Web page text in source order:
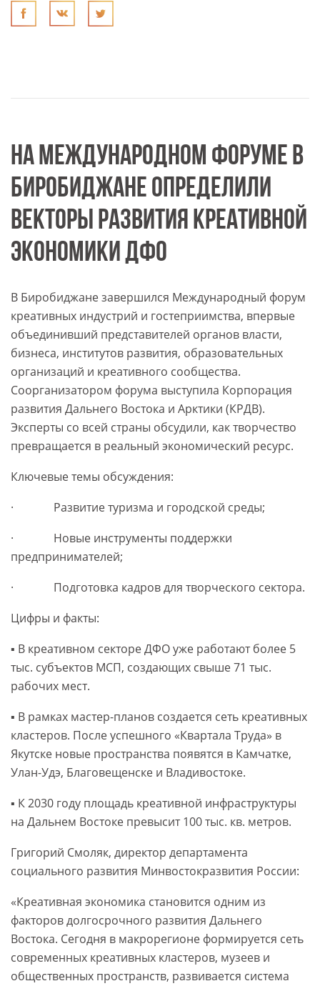
НА МЕЖДУНАРОДНОМ ФОРУМЕ В
БИРОБИДЖАНЕ ОПРЕДЕЛИЛИ
ВЕКТОРЫ РАЗВИТИЯ КРЕАТИВНОЙ
ЭКОНОМИКИ ДФО
В Биробиджане завершился Международный форум
креативных индустрий и гостеприимства, впервые
объединивший представителей органов власти,
бизнеса, институтов развития, образовательных
организаций и креативного сообщества.
Соорганизатором форума выступила Корпорация
развития Дальнего Востока и Арктики (КРДВ).
Эксперты со всей страны обсудили, как творчество
превращается в реальный экономический ресурс.
Ключевые темы обсуждения:
· Развитие туризма и городской среды;
· Новые инструменты поддержки
предпринимателей;
· Подготовка кадров для творческого сектора.
Цифры и факты:
▪️ В креативном секторе ДФО уже работают более 5
тыс. субъектов МСП, создающих свыше 71 тыс.
рабочих мест.
▪️ В рамках мастер-планов создается сеть креативных
кластеров. После успешного «Квартала Труда» в
Якутске новые пространства появятся в Камчатке,
Улан-Удэ, Благовещенске и Владивостоке.
▪️ К 2030 году площадь креативной инфраструктуры
на Дальнем Востоке превысит 100 тыс. кв. метров.
Григорий Смоляк, директор департамента
социального развития Минвостокразвития России:
«Креативная экономика становится одним из
факторов долгосрочного развития Дальнего
Востока. Сегодня в макрорегионе формируется сеть
современных креативных кластеров, музеев и
общественных пространств, развивается система